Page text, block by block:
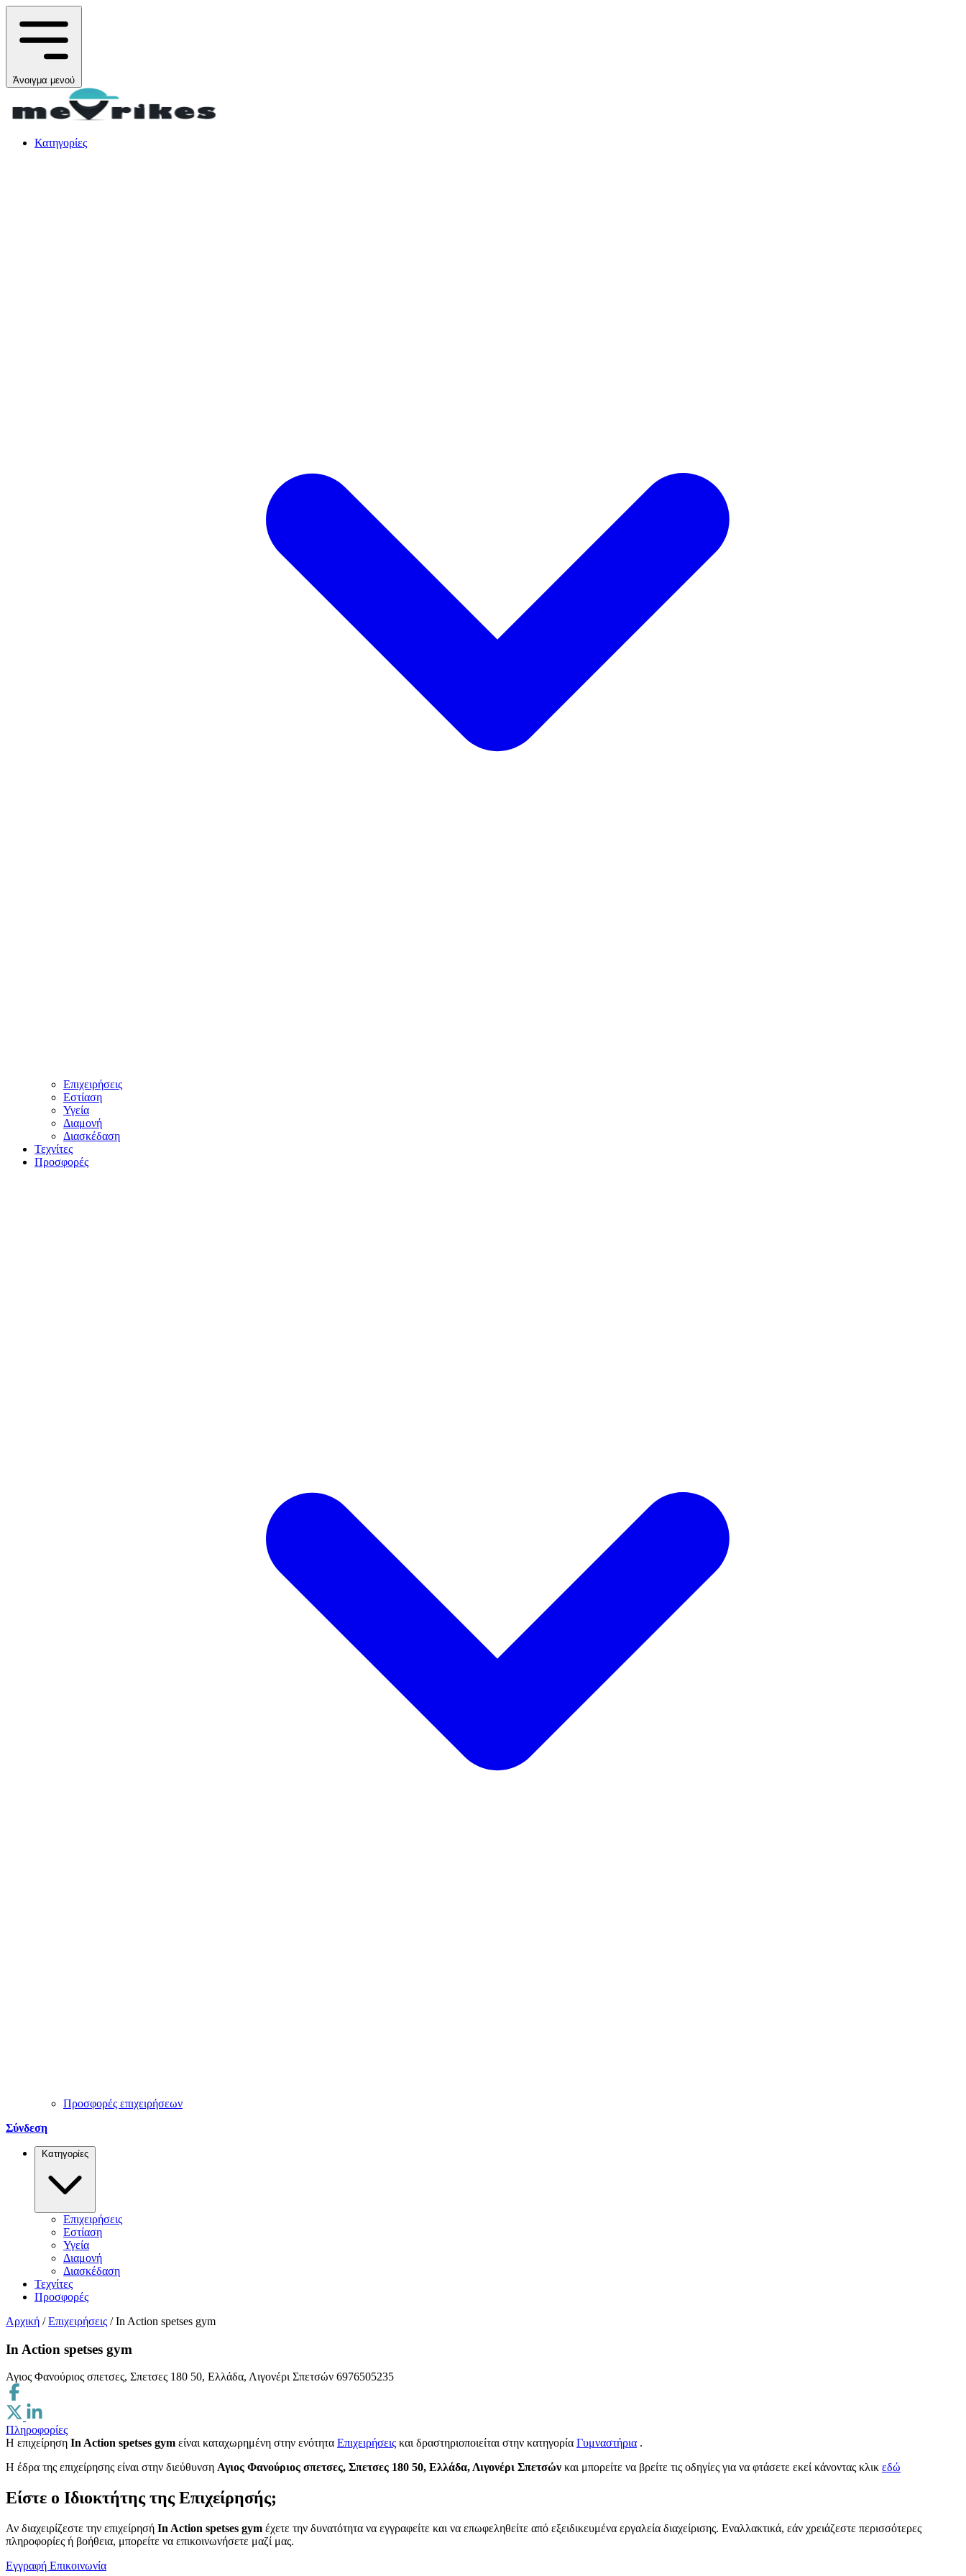
Άνοιγμα μενού
Κατηγορίες
Επιχειρήσεις
Εστίαση
Υγεία
Διαμονή
Διασκέδαση
Τεχνίτες
Προσφορές
Προσφορές επιχειρήσεων
Σύνδεση
Κατηγορίες
Επιχειρήσεις
Εστίαση
Υγεία
Διαμονή
Διασκέδαση
Τεχνίτες
Προσφορές
Αρχική / Επιχειρήσεις / In Action spetses gym
In Action spetses gym
Αγιος Φανούριος σπετσες, Σπετσες 180 50, Ελλάδα, Λιγονέρι Σπετσών 6976505235
Πληροφορίες
Η επιχείρηση In Action spetses gym είναι καταχωρημένη στην ενότητα Επιχειρήσεις και δραστηριοποιείται στην κατηγορία Γυμναστήρια .
H έδρα της επιχείρησης είναι στην διεύθυνση Αγιος Φανούριος σπετσες, Σπετσες 180 50, Ελλάδα, Λιγονέρι Σπετσών και μπορείτε να βρείτε τις οδηγίες για να φτάσετε εκεί κάνοντας κλικ εδώ
Είστε ο Ιδιοκτήτης της Επιχείρησής;
Αν διαχειρίζεστε την επιχείρησή In Action spetses gym έχετε την δυνατότητα να εγγραφείτε και να επωφεληθείτε από εξειδικευμένα εργαλεία διαχείρισης. Εναλλακτικά, εάν χρειάζεστε περισσότερες
πληροφορίες ή βοήθεια, μπορείτε να επικοινωνήσετε μαζί μας.
Εγγραφή Επικοινωνία